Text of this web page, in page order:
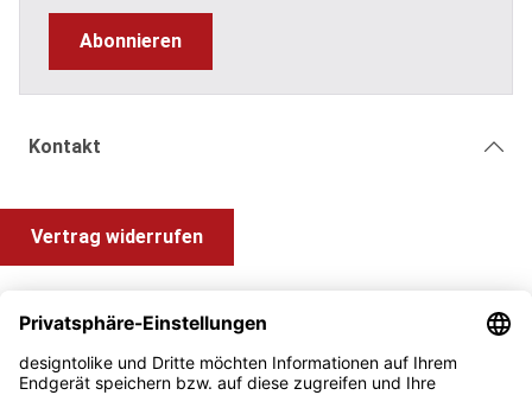
Abonnieren
Kontakt
Vertrag widerrufen
Information und Impressum